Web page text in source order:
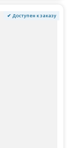
✔ Доступен к заказу